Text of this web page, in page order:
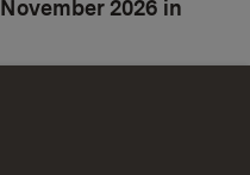
2026 in
Württemberg wird